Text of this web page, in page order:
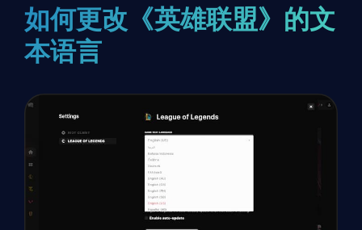
如何更改《英雄联盟》的文
本语言